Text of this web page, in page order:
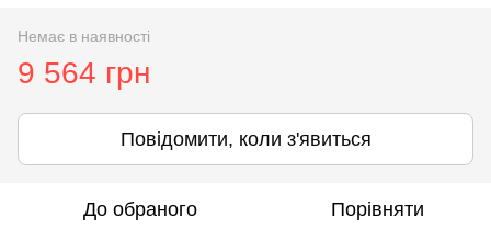
Немає в наявності
9 564 грн
Повідомити, коли з'явиться
До обраного Порівняти